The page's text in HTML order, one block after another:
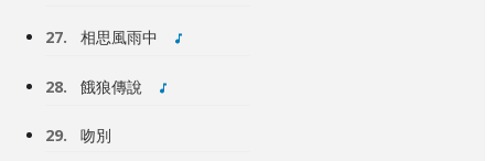
27. 相思風雨中
28. 餓狼傳說
29. 吻別